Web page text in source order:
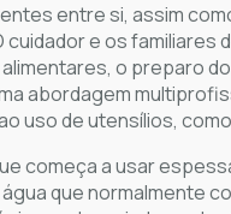
entre si, assim
cuidador e os
o preparo
abordagem
uso de utensílios,
começa a usar
que normalmente